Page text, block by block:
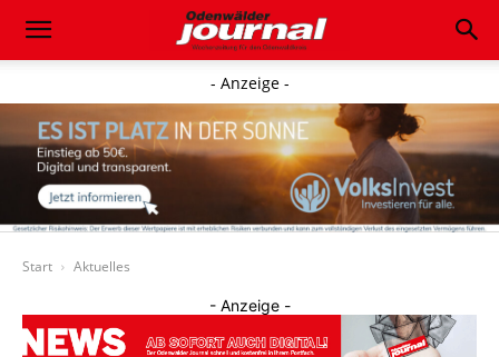
- Anzeige -
Start Aktuelles
- Anzeige -